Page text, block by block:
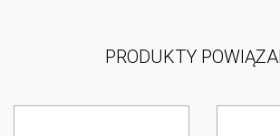
PRODUKTY